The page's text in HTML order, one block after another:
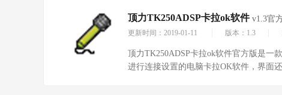
顶力TK250ADSP卡拉ok软件 v1.3官
更新时间：2019-01-11 版本：1.3
顶力TK250ADSP卡拉ok软件官方版是一
进行连接设置的电脑卡拉OK软件，界面